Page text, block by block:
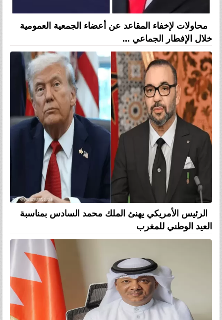
محاولات لإخفاء المقاعد عن أعضاء الجمعية العمومية
خلال الإفطار الجماعي ...
الرئيس الأمريكي يهنئ الملك محمد السادس بمناسبة
العيد الوطني للمغرب